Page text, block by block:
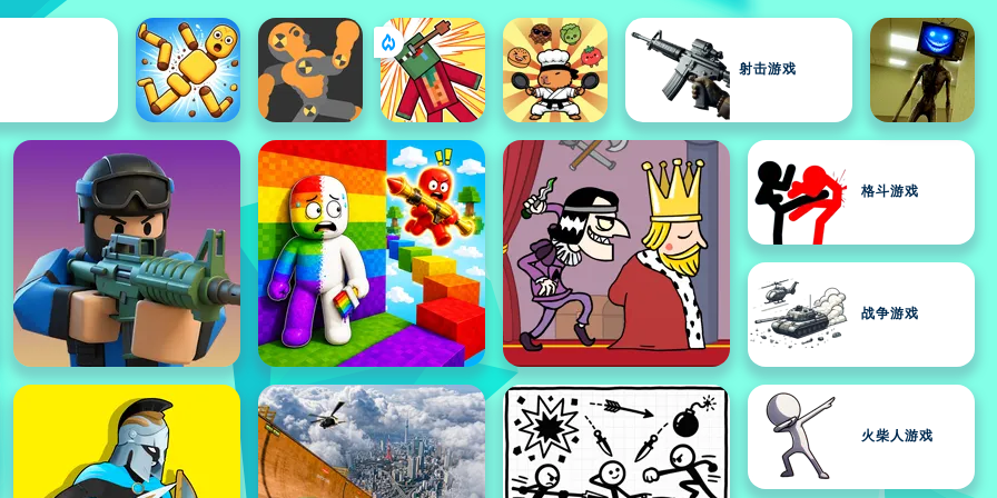
射击游戏
格斗游戏
战争游戏
火柴人游戏